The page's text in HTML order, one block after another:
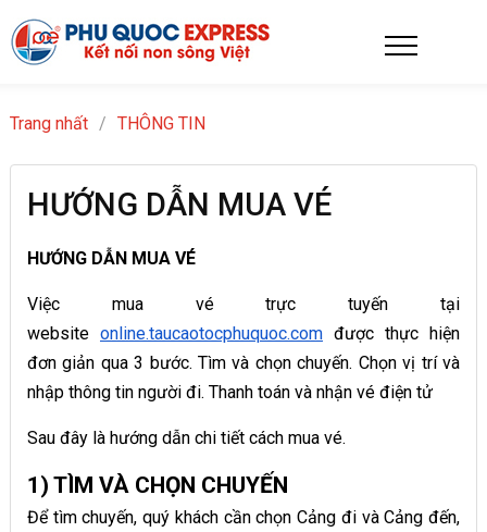
Trang nhất / THÔNG TIN
HƯỚNG DẪN MUA VÉ
HƯỚNG DẪN MUA VÉ
Việc mua vé trực tuyến tại
website online.taucaotocphuquoc.comđược thực hiện
đơn giản qua 3 bước. Tìm và chọn chuyến. Chọn vị trí và
nhập thông tin người đi. Thanh toán và nhận vé điện tử
Sau đây là hướng dẫn chi tiết cách mua vé.
1) TÌM VÀ CHỌN CHUYẾN
Để tìm chuyến, quý khách cần chọn Cảng đi và Cảng đến,